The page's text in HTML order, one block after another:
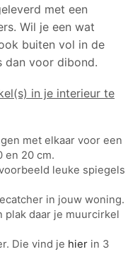
met een
Wil je een wat
buiten vol in de
dan voor dibond.
in je interieur te
met elkaar voor een
en 20 cm.
leuke spiegels
in jouw woning.
plak daar je muurcirkel
Die vind je hier in 3